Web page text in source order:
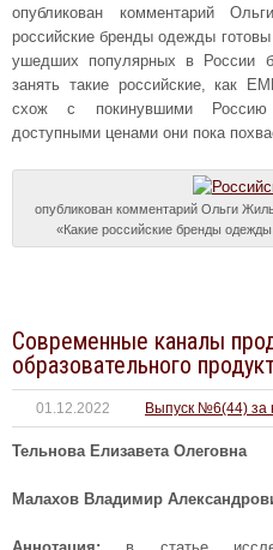
опубликован комментарий
российские бренды одежды
ушедших популярных в России
занять такие российские, как
схож с покинувшими
доступными ценами они пока
опубликован комментарий Ольги
«Какие российские бренды
Современные каналы
образовательного
01.12.2022 Выпуск №6(44) за
Тельнова Елизавета Олеговна
Малахов Владимир